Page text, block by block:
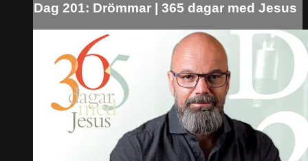
Dag 201: Drömmar | 365 dagar med Jesus